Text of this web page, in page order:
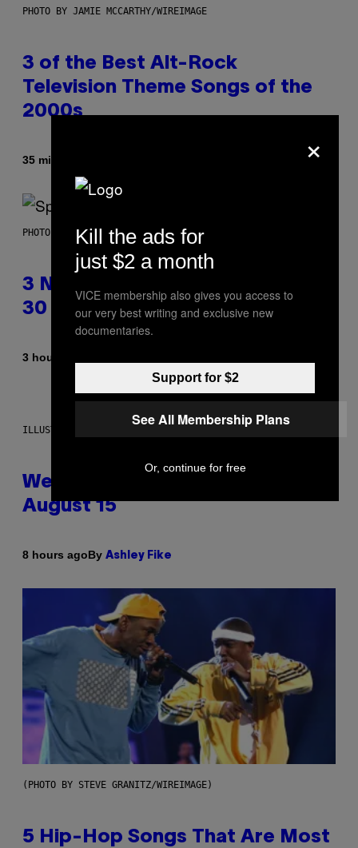
PHOTO BY JAMIE MCCARTHY/WIREIMAGE
3 of the Best Alt-Rock
Television Theme Songs of the
2000s
35 minutes ago
PHOTO BY TIM RONEY/GETTY IMAGES
3 No-Skip Pop Albums Turning
30 This Year
3 hours ago
ILLUSTRATION BY REESA
Weekly Horoscope: August 9-
August 15
8 hours agoBy Ashley Fike
(PHOTO BY STEVE GRANITZ/WIREIMAGE)
5 Hip-Hop Songs That Are Most
×
Kill the ads for
just $2 a month
VICE membership also gives you access to
our very best writing and exclusive new
documentaries.
Support for $2
See All Membership Plans
Or, continue for free